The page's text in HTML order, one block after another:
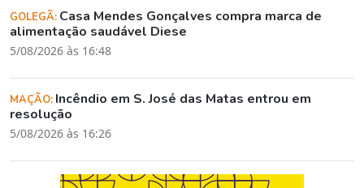
GOLEGÃ: Casa Mendes Gonçalves compra marca de
alimentação saudável Diese
5/08/2026 às 16:48
MAÇÃO: Incêndio em S. José das Matas entrou em
resolução
5/08/2026 às 16:26